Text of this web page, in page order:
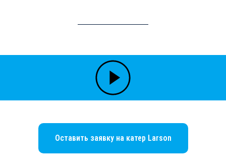
Оставить заявку на катер Larson